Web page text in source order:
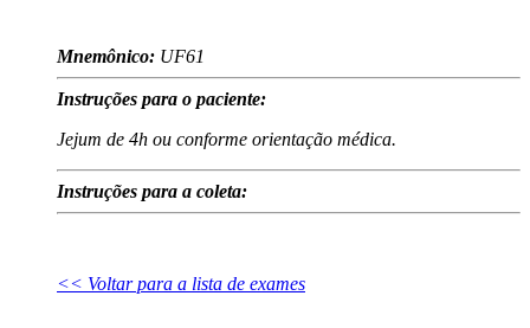
Mnemônico: UF61
Instruções para o paciente:
Jejum de 4h ou conforme orientação médica.
Instruções para a coleta:
<< Voltar para a lista de exames